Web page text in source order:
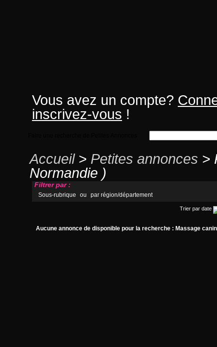
Vous avez un compte?
inscrivez-vous !
Accueil> Petites annonces >
Normandie )
Filtrer par :
Sous-rubrique ou par région/département
Trier par date
Aucune annonce de disponible pour la recherche : Massage